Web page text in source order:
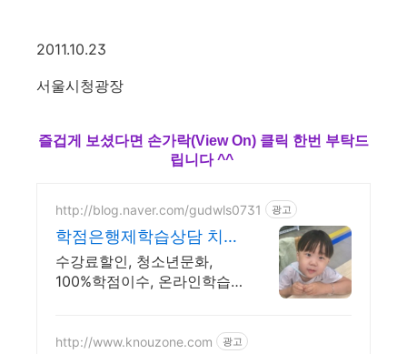
2011.10.23
서울시청광장
즐겁게 보셨다면 손가락(View On) 클릭 한번 부탁드
립니다 ^^
http://blog.naver.com/gudwls0731 광고
학점은행제학습상담 치치
쌤 저녁, 주말 상담도 가능
수강료할인, 청소년문화,
100%학점이수, 온라인학습
http://www.knouzone.com 광고